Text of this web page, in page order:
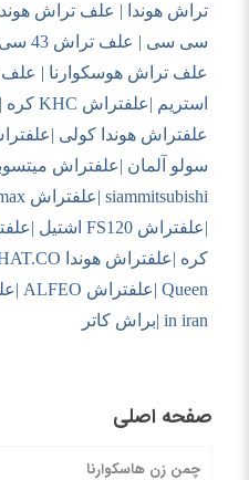
تراش هوندا | علف تراش هوندا
سی سی
علف تراش هوسکوارنا |
استریم |علفتراش KHC
علفتراش هوندا کولی
سولو آلمان |علفتراش
siammitsubishi |علفتراش
|علفتراش FS120 اشتیل
کره |علفتراش هوندا
Queen |علفتراش ALFEO
in iran |براش کاتر
صفحه اصلی
چمن زن هاسکوارنا